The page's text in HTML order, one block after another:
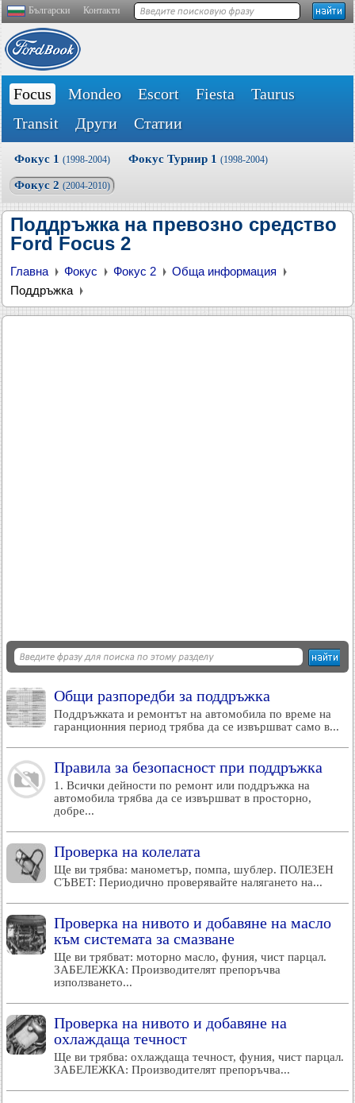
Български Контакти
Focus Mondeo Escort Fiesta
Taurus
Transit
Други Статии
Фокус 1 (1998-2004) Фокус Турнир 1 (1998-2004)
Фокус 2 (2004-2010)
Поддръжка на превозно средство
Ford Focus 2
Главна Фокус Фокус 2
Обща информация
Поддръжка
Общи разпоредби за поддръжка
Поддръжката и ремонтът на автомобила по време на
гаранционния период трябва да се извършват само в...
Правила за безопасност при поддръжка
1. Всички дейности по ремонт или поддръжка на
автомобила трябва да се извършват в просторно,
добре...
Проверка на колелата
Ще ви трябва: манометър, помпа, шублер. ПОЛЕЗЕН
СЪВЕТ: Периодично проверявайте налягането на...
Проверка на нивото и добавяне на масло
към системата за смазване
Ще ви трябват: моторно масло, фуния, чист парцал.
ЗАБЕЛЕЖКА: Производителят препоръчва
използването...
Проверка на нивото и добавяне на
охлаждаща течност
Ще ви трябва: охлаждаща течност, фуния, чист парцал.
ЗАБЕЛЕЖКА: Производителят препоръчва...